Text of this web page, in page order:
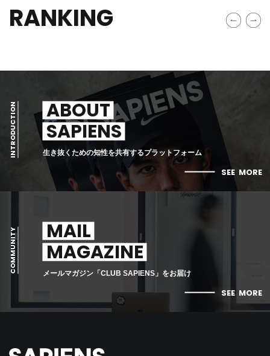
RANKING
INTRODUCTION
ABOUT
SAPIENS
生き抜くための知性を共有するプラットフォーム
SEE MORE
COMMUNITY
MAIL
MAGAZINE
メールマガジン「CLUB SAPIENS」をお届け
SEE MORE